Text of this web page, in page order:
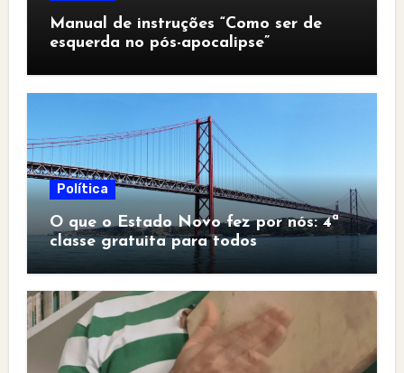
Manual de instruções “Como ser de
esquerda no pós-apocalipse”
Política
O que o Estado Novo fez por nós: 4ª
classe gratuita para todos